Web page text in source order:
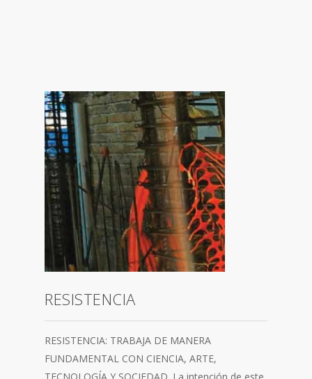
RESISTENCIA
RESISTENCIA: TRABAJA DE MANERA
FUNDAMENTAL CON CIENCIA, ARTE,